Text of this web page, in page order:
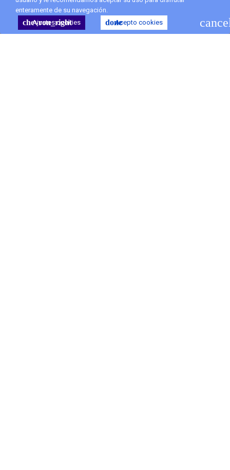
enteramente de su navegación.
chevron_right
Ajustes cookies doneAcepto cookies